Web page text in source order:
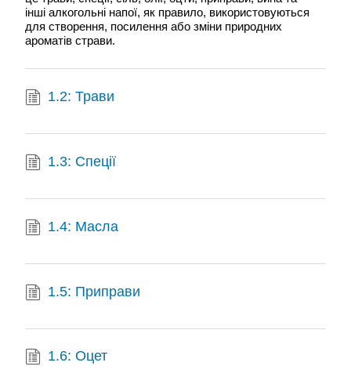
інші алкогольні напої, як правило, використовуються
для створення, посилення або зміни природних
ароматів страви.
1.2: Трави
1.3: Спеції
1.4: Масла
1.5: Приправи
1.6: Оцет